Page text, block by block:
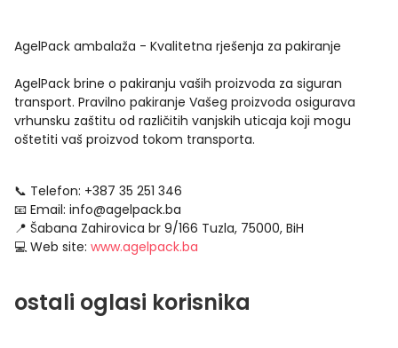
AgelPack ambalaža - Kvalitetna rješenja za pakiranje
AgelPack brine o pakiranju vaših proizvoda za siguran
transport. Pravilno pakiranje Vašeg proizvoda osigurava
vrhunsku zaštitu od različitih vanjskih uticaja koji mogu
oštetiti vaš proizvod tokom transporta.
📞 Telefon: +387 35 251 346
📧 Email: info@agelpack.ba
📍 Šabana Zahirovica br 9/166 Tuzla, 75000, BiH
💻 Web site: www.agelpack.ba
ostali oglasi korisnika